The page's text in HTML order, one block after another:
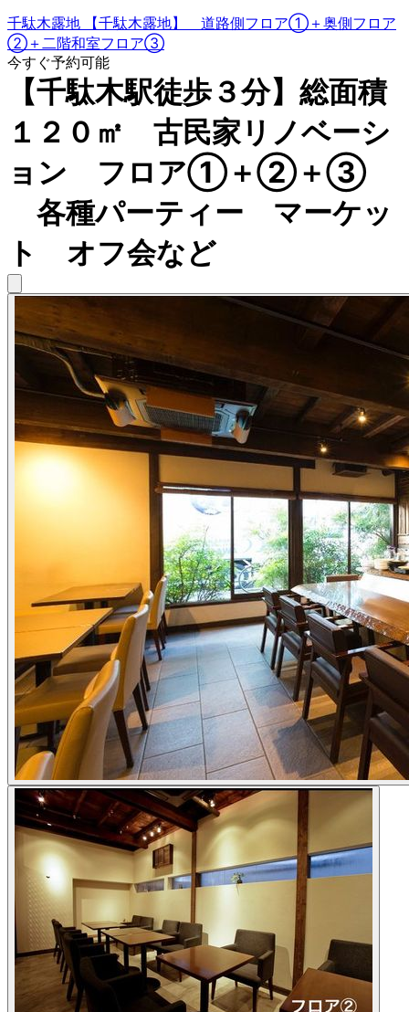
千駄木露地 【千駄木露地】 道路側フロア①＋奥側フロア
②＋二階和室フロア③
今すぐ予約可能
【千駄木駅徒歩３分】総面積
１２０㎡ 古民家リノベーシ
ョン フロア①＋②＋③
各種パーティー マーケッ
ト オフ会など